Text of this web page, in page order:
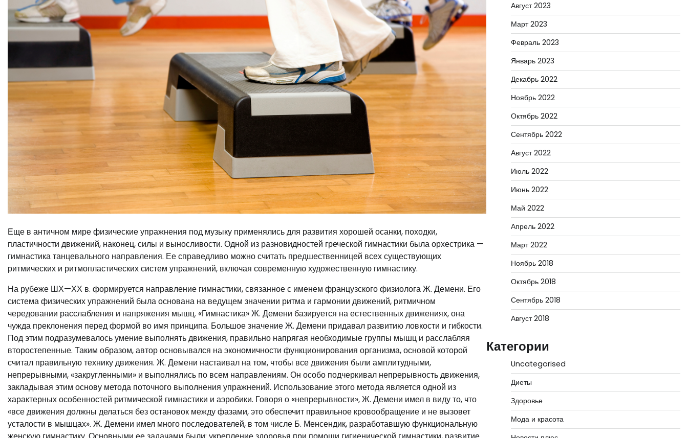
Еще в античном мире физические упражнения под музыку применялись для развития хорошей осанки, походки,
пластичности движений, наконец, силы и выносливости. Одной из разновидностей греческой гимнастики была орхестрика —
гимнастика танцевального направления. Ее справедливо можно считать предшественницей всех существующих
ритмических и ритмопластических систем упражнений, включая современную художественную гимнастику.
На рубеже ШХ—ХХ в. формируется направление гимнастики, связанное с именем французского физиолога Ж. Демени. Его
система физических упражнений была основана на ведущем значении ритма и гармонии движений, ритмичном
чередовании расслабления и напряжения мышц. «Гимнастика» Ж. Демени базируется на естественных движениях, она
чужда преклонения перед формой во имя принципа. Большое значение Ж. Демени придавал развитию ловкости и гибкости.
Под этим подразумевалось умение выполнять движения, правильно напрягая необходимые группы мышц и расслабляя
второстепенные. Таким образом, автор основывался на экономичности функционирования организма, основой которой
считал правильную технику движения. Ж. Демени настаивал на том, чтобы все движения были амплитудными,
непрерывными, «закругленными» и выполнялись по всем направлениям. Он особо подчеркивал непрерывность движения,
закладывая этим основу метода поточного выполнения упражнений. Использование этого метода является одной из
характерных особенностей ритмической гимнастики и аэробики. Говоря о «непрерывности», Ж. Демени имел в виду то, что
«все движения должны делаться без остановок между фазами, это обеспечит правильное кровообращение и не вызовет
усталости в мышцах». Ж. Демени имел много последователей, в том числе Б. Менсендик, разработавшую функциональную
Август 2023
Март 2023
Февраль 2023
Январь 2023
Декабрь 2022
Ноябрь 2022
Октябрь 2022
Сентябрь 2022
Август 2022
Июль 2022
Июнь 2022
Май 2022
Апрель 2022
Март 2022
Ноябрь 2018
Октябрь 2018
Сентябрь 2018
Август 2018
Категории
Uncategorised
Диеты
Здоровье
Мода и красота